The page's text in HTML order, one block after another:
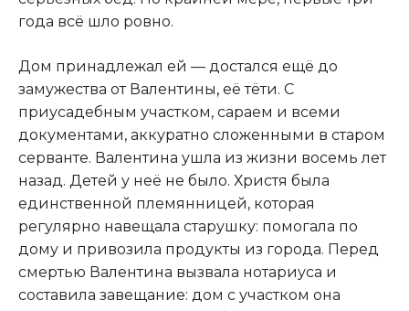
года всё шло ровно.
Дом принадлежал ей — достался ещё до
замужества от Валентины, её тёти. С
приусадебным участком, сараем и всеми
документами, аккуратно сложенными в старом
серванте. Валентина ушла из жизни восемь лет
назад. Детей у неё не было. Христя была
единственной племянницей, которая
регулярно навещала старушку: помогала по
дому и привозила продукты из города. Перед
смертью Валентина вызвала нотариуса и
составила завещание: дом с участком она